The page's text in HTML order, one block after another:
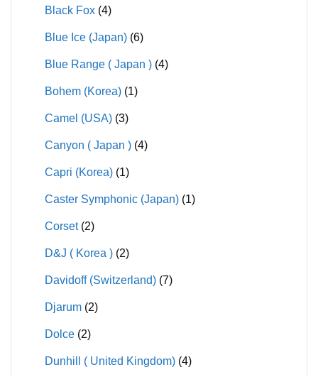
Black Fox (4)
Blue Ice (Japan) (6)
Blue Range ( Japan ) (4)
Bohem (Korea) (1)
Camel (USA) (3)
Canyon ( Japan ) (4)
Capri (Korea) (1)
Caster Symphonic (Japan) (1)
Corset (2)
D&J ( Korea ) (2)
Davidoff (Switzerland) (7)
Djarum (2)
Dolce (2)
Dunhill ( United Kingdom) (4)